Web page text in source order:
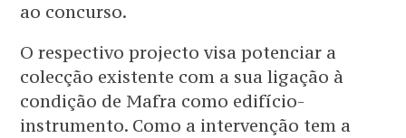
ao concurso.
O respectivo projecto visa potenciar a
colecção existente com a sua ligação à
condição de Mafra como edifício-
instrumento. Como a intervenção tem a